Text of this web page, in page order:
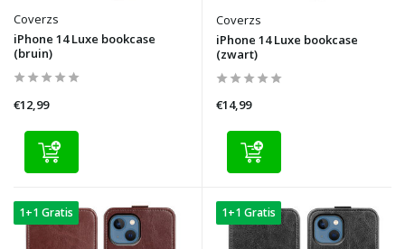
Coverzs
iPhone 14 Luxe bookcase
(bruin)
€12,99
Coverzs
iPhone 14 Luxe bookcase
(zwart)
€14,99
1+1 Gratis 1+1 Gratis